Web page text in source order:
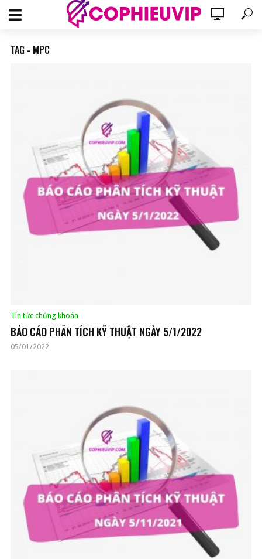
TAG - MPC
Tin tức chứng khoán
BÁO CÁO PHÂN TÍCH KỸ THUẬT NGÀY 5/1/2022
05/01/2022